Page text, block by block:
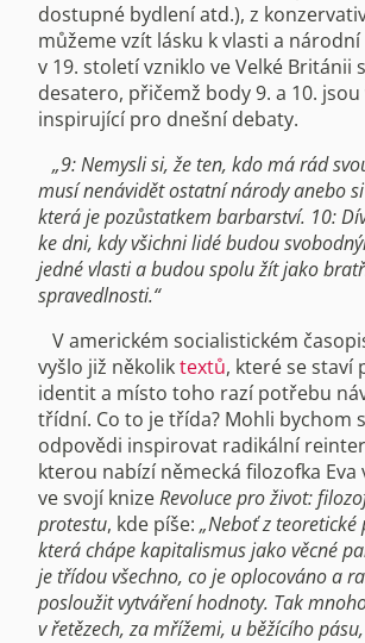
dostupné bydlení atd.), z
můžeme vzít lásku k vlasti a
v 19. století vzniklo ve Velké Británii
desatero, přičemž body 9. a 10. jsou
inspirující pro dnešní debaty.
„9: Nemysli si, že ten, kdo má rád
musí nenávidět ostatní národy anebo
která je pozůstatkem barbarství. 10:
ke dni, kdy všichni lidé budou
jedné vlasti a budou spolu žít jako
spravedlnosti.“
V americkém socialistickém
vyšlo již několiktextů, které se staví
identit a místo toho razí potřebu
třídní. Co to je třída? Mohli bychom
odpovědi inspirovat radikální
kterou nabízí německá filozofka Eva
ve svojí knizeRevoluce pro život:
protestu, kde píše: „Neboť z teoretické
která chápe kapitalismus jako věcné
je třídou všechno, co je oplocováno a
posloužit vytváření hodnoty. Tak
v řetězech, za mřížemi, u běžícího